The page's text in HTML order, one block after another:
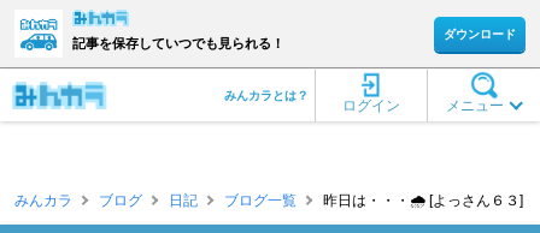
記事を保存していつでも見られる！
ダウンロード
メニュー
ログイン
みんカラとは？
みんカラ ブログ 日記 ブログ一覧 昨日は・・・🌧️ [よっさん６３]